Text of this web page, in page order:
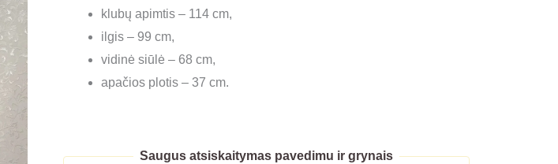
klubų apimtis – 114 cm,
ilgis – 99 cm,
vidinė siūlė – 68 cm,
apačios plotis – 37 cm.
Saugus atsiskaitymas pavedimu ir grynais